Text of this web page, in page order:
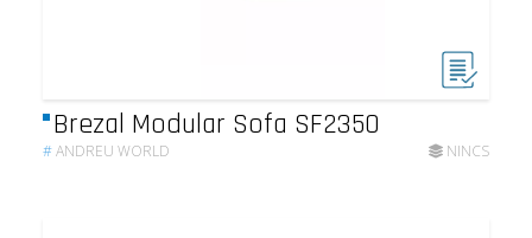
Brezal Modular Sofa SF2350
#ANDREU WORLD NINCS